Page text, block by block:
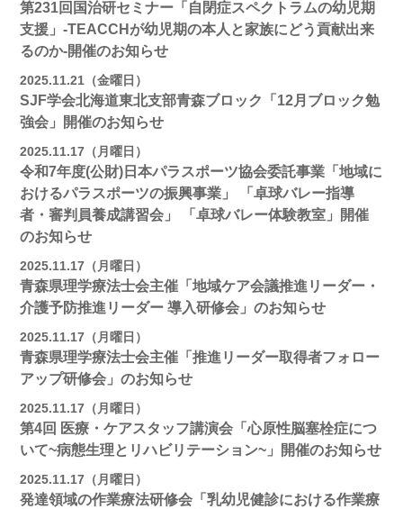
第231回国治研セミナー「自閉症スペクトラムの幼児期
支援」-TEACCHが幼児期の本人と家族にどう貢献出来
るのか-開催のお知らせ
2025.11.21（金曜日）
SJF学会北海道東北支部青森ブロック「12月ブロック勉
強会」開催のお知らせ
2025.11.17（月曜日）
令和7年度(公財)日本パラスポーツ協会委託事業「地域に
おけるパラスポーツの振興事業」 「卓球バレー指導
者・審判員養成講習会」 「卓球バレー体験教室」開催
のお知らせ
2025.11.17（月曜日）
青森県理学療法士会主催「地域ケア会議推進リーダー・
介護予防推進リーダー 導入研修会」のお知らせ
2025.11.17（月曜日）
青森県理学療法士会主催「推進リーダー取得者フォロー
アップ研修会」のお知らせ
2025.11.17（月曜日）
第4回 医療・ケアスタッフ講演会「心原性脳塞栓症につ
いて~病態生理とリハビリテーション~」開催のお知らせ
2025.11.17（月曜日）
発達領域の作業療法研修会「乳幼児健診における作業療